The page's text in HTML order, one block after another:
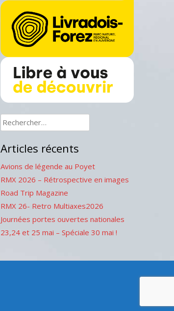
Rechercher :
Articles récents
Avions de légende au Poyet
RMX 2026 – Rétrospective en images
Road Trip Magazine
RMX 26- Retro Multiaxes2026
Journées portes ouvertes nationales
23,24 et 25 mai – Spéciale 30 mai !